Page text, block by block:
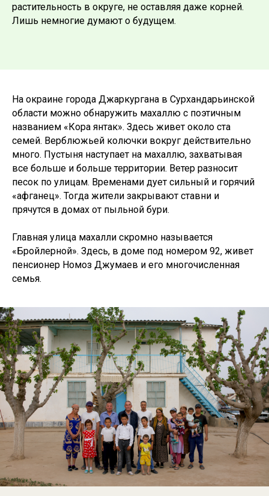
растительность в округе, не оставляя даже корней.
Лишь немногие думают о будущем.
На окраине города Джаркургана в Сурхандарьинской
области можно обнаружить махаллю с поэтичным
названием «Кора янтак». Здесь живет около ста
семей. Верблюжьей колючки вокруг действительно
много. Пустыня наступает на махаллю, захватывая
все больше и больше территории. Ветер разносит
песок по улицам. Временами дует сильный и горячий
«афганец». Тогда жители закрывают ставни и
прячутся в домах от пыльной бури.
Главная улица махалли скромно называется
«Бройлерной». Здесь, в доме под номером 92, живет
пенсионер Номоз Джумаев и его многочисленная
семья.